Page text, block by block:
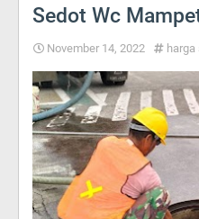
Sedot Wc
November 14, 2022